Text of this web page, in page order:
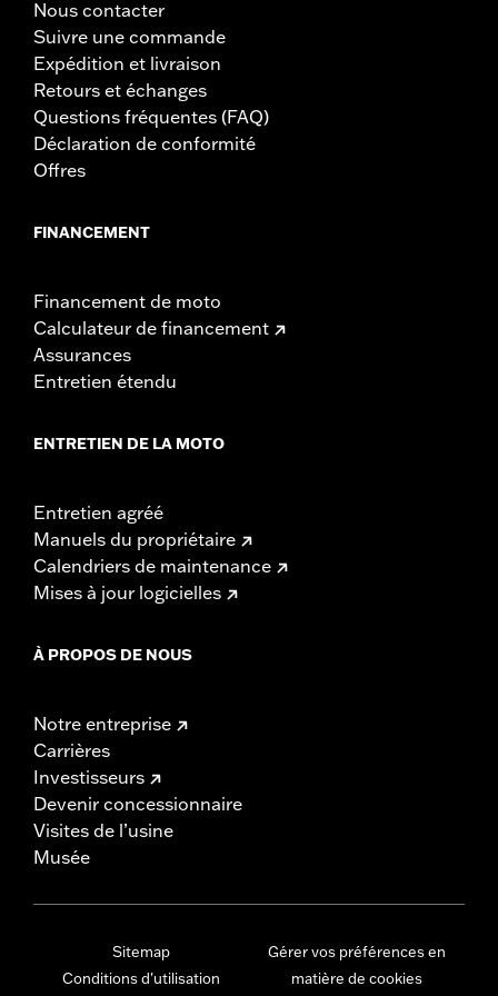
Nous contacter
Suivre une commande
Expédition et livraison
Retours et échanges
Questions fréquentes (FAQ)
Déclaration de conformité
Offres
FINANCEMENT
Financement de moto
Calculateur de financement
Assurances
Entretien étendu
ENTRETIEN DE LA MOTO
Entretien agréé
Manuels du propriétaire
Calendriers de maintenance
Mises à jour logicielles
À PROPOS DE NOUS
Notre entreprise
Carrières
Investisseurs
Devenir concessionnaire
Visites de l’usine
Musée
Sitemap
Conditions d'utilisation
Gérer vos préférences en
matière de cookies